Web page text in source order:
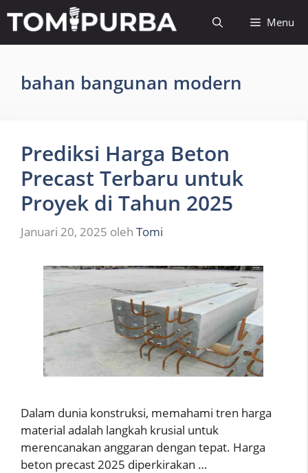
isi
Menu
bahan bangunan modern
Prediksi Harga Beton
Precast Terbaru untuk
Proyek di Tahun 2025
Januari 20, 2025 oleh Tomi
Dalam dunia konstruksi, memahami tren harga
material adalah langkah krusial untuk
merencanakan anggaran dengan tepat. Harga
beton precast 2025 diperkirakan …